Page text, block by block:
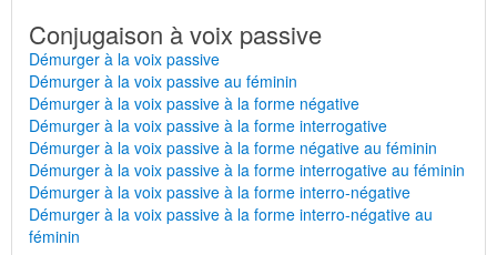
Conjugaison à voix passive
Démurger à la voix passive
Démurger à la voix passive au féminin
Démurger à la voix passive à la forme négative
Démurger à la voix passive à la forme interrogative
Démurger à la voix passive à la forme négative au féminin
Démurger à la voix passive à la forme interrogative au féminin
Démurger à la voix passive à la forme interro-négative
Démurger à la voix passive à la forme interro-négative au
féminin